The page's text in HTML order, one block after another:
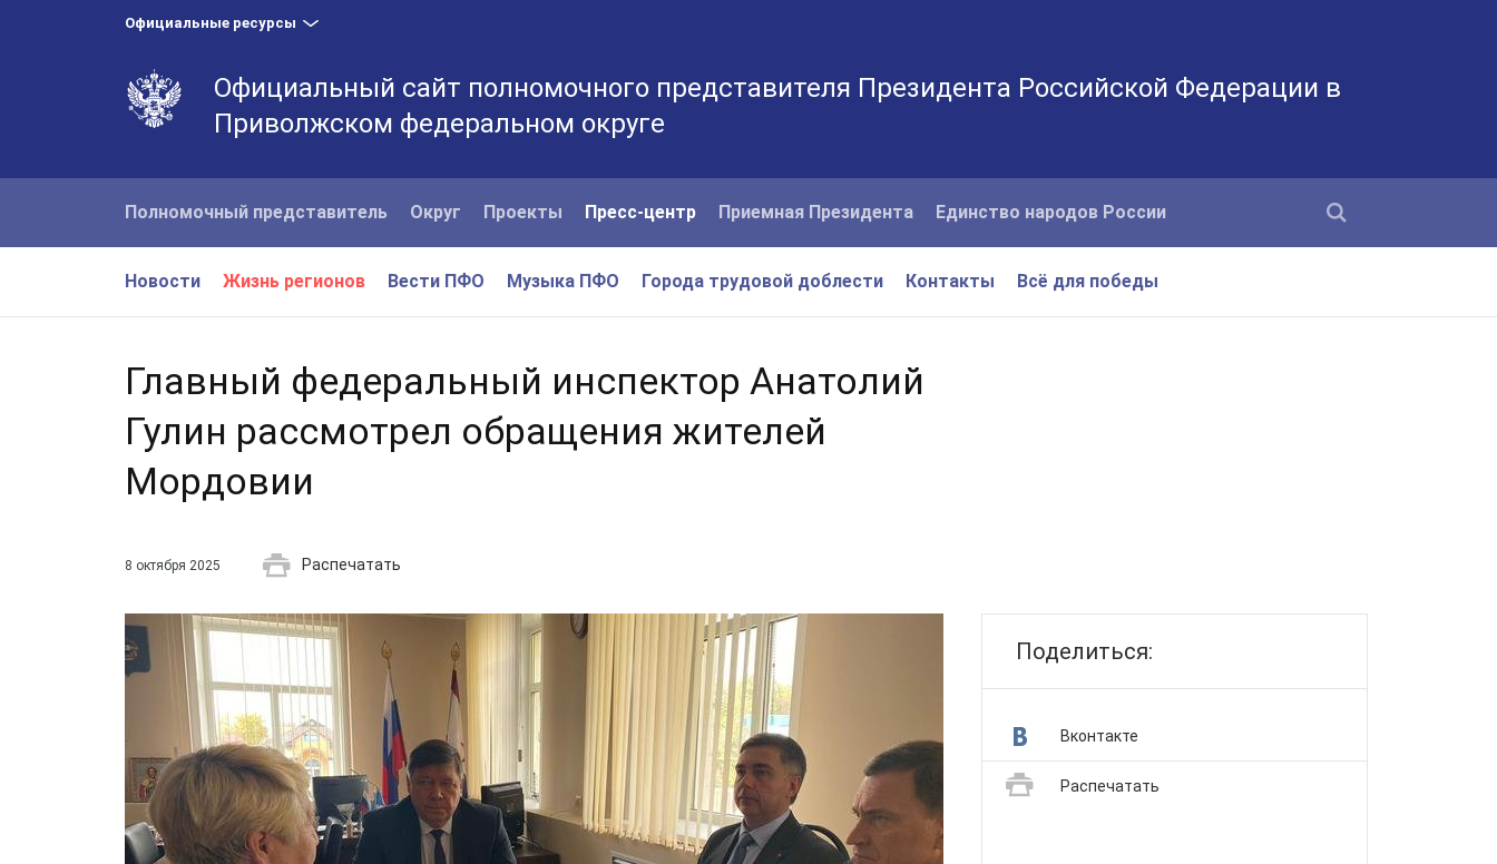
Официальные ресурсы
Официальный сайт полномочного представителя Президента Российской Федерации в
Приволжском федеральном округе
Полномочный представитель Округ Проекты Пресс-центр Приемная Президента Единство народов России
Новости Жизнь регионов Вести ПФО Музыка ПФО Города трудовой доблести Контакты Всё для победы
Главный федеральный инспектор Анатолий
Гулин рассмотрел обращения жителей
Мордовии
8 октября 2025 Распечатать
Поделиться:
Вконтакте
Распечатать